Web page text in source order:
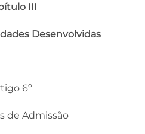
III
Desenvolvidas
6º
de Admissão